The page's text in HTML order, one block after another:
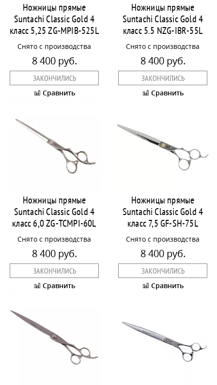
Ножницы прямые
Suntachi Classic Gold 4
класс 5,25 ZG-MPIB-525L
Снято с производства
8 400 руб.
ЗАКОНЧИЛИСЬ
Сравнить
Ножницы прямые
Suntachi Classic Gold 4
класс 5.5 NZG-IBR-55L
Снято с производства
8 400 руб.
ЗАКОНЧИЛИСЬ
Сравнить
Ножницы прямые
Suntachi Classic Gold 4
класс 6,0 ZG-TCMPI-60L
Снято с производства
8 400 руб.
ЗАКОНЧИЛИСЬ
Сравнить
Ножницы прямые
Suntachi Classic Gold 4
класс 7,5 GF-SH-75L
Снято с производства
8 400 руб.
ЗАКОНЧИЛИСЬ
Сравнить